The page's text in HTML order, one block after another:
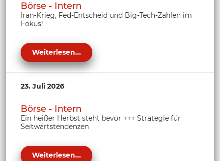
Börse - Intern
Iran-Krieg, Fed-Entscheid und Big-Tech-Zahlen im
Fokus!
Weiterlesen...
23. Juli 2026
Börse - Intern
Ein heißer Herbst steht bevor +++ Strategie für
Seitwärtstendenzen
Weiterlesen...